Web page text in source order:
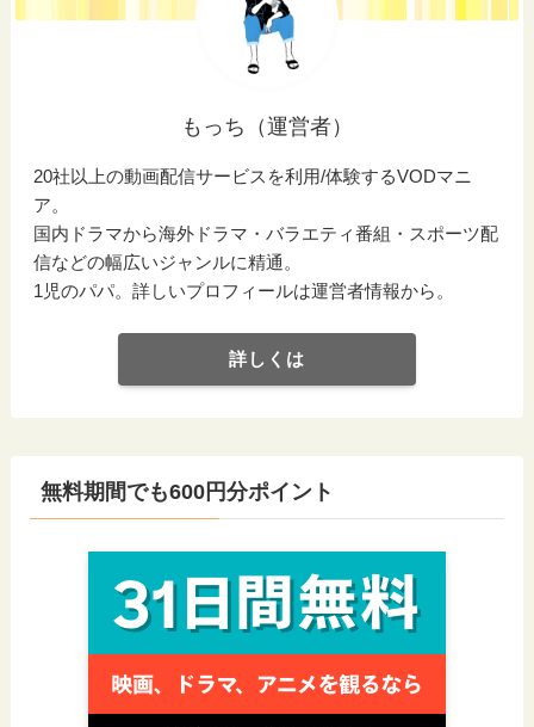
もっち（運営者）
20社以上の動画配信サービスを利用/体験するVODマニ
ア。
国内ドラマから海外ドラマ・バラエティ番組・スポーツ配
信などの幅広いジャンルに精通。
1児のパパ。詳しいプロフィールは運営者情報から。
詳しくは
無料期間でも600円分ポイント